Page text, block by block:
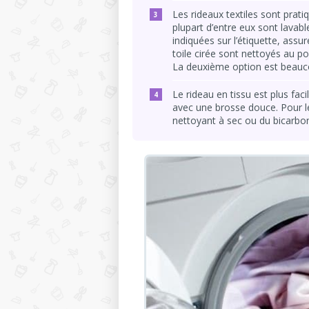
Les rideaux textiles sont
plupart d’entre eux sont
indiquées sur l’étiquette,
toile cirée sont nettoyés au
La deuxième option est
Le rideau en tissu est plus
avec une brosse douce. Pour
nettoyant à sec ou du